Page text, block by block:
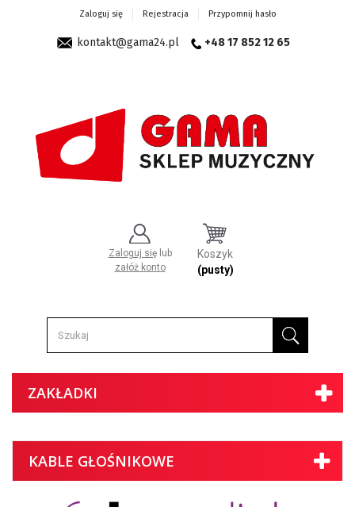
Zaloguj się Rejestracja Przypomnij hasło
kontakt@gama24.pl +48 17 852 12 65
Zaloguj się lub
załóż konto
Koszyk
(pusty)
ZAKŁADKI
KABLE GŁOŚNIKOWE